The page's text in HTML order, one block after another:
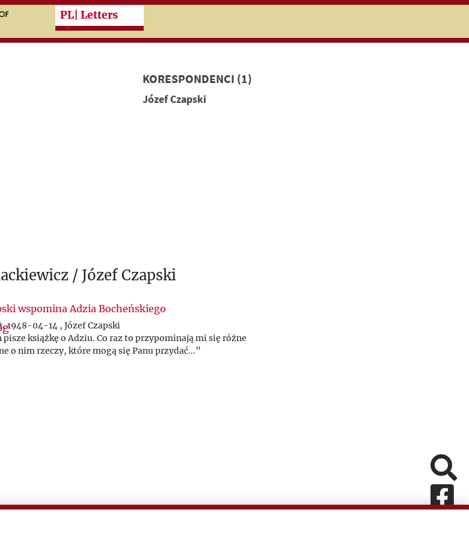
Przeskocz do treści zasadniczej
PL | Letters
KORESPONDENCI (1)
Józef Czapski
/ Józef Czapski
wspomina Adzia Bocheńskiego
1948-04-14 , Józef Czapski
pisze książkę o Adziu. Co raz to przypominają mi się różne
o nim rzeczy, które mogą się Panu przydać...”